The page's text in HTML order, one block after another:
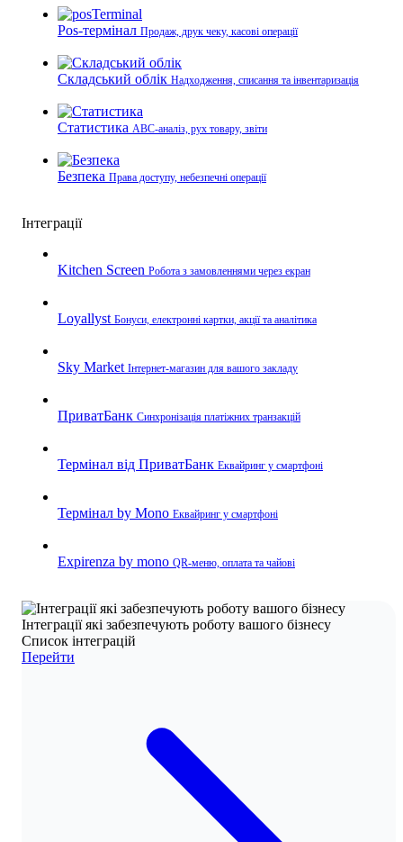
Pos-термінал Продаж, друк чеку, касові операції
Складський облік Надходження, списання та інвентаризація
Статистика ABC-аналіз, рух товару, звіти
Безпека Права доступу, небезпечні операції
Інтеграції
Kitchen Screen Робота з замовленнями через екран
Loyallyst Бонуси, електронні картки, акції та аналітика
Sky Market Інтернет-магазин для вашого закладу
ПриватБанк Синхронізація платіжних транзакцій
Термінал від ПриватБанк Еквайринг у смартфоні
Термінал by Mono Еквайринг у смартфоні
Expirenza by mono QR-меню, оплата та чайові
Інтеграції які забезпечують роботу вашого бізнесу
Список інтеграцій
Перейти